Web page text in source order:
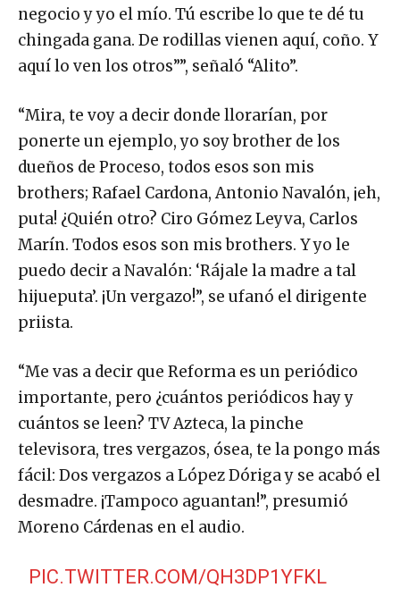
negocio y yo el mío. Tú escribe lo que te dé tu
chingada gana. De rodillas vienen aquí, coño. Y
aquí lo ven los otros””, señaló “Alito”.
“Mira, te voy a decir donde llorarían, por
ponerte un ejemplo, yo soy brother de los
dueños de Proceso, todos esos son mis
brothers; Rafael Cardona, Antonio Navalón, ¡eh,
puta! ¿Quién otro? Ciro Gómez Leyva, Carlos
Marín. Todos esos son mis brothers. Y yo le
puedo decir a Navalón: ‘Rájale la madre a tal
hijueputa’. ¡Un vergazo!”, se ufanó el dirigente
priista.
“Me vas a decir que Reforma es un periódico
importante, pero ¿cuántos periódicos hay y
cuántos se leen? TV Azteca, la pinche
televisora, tres vergazos, ósea, te la pongo más
fácil: Dos vergazos a López Dóriga y se acabó el
desmadre. ¡Tampoco aguantan!”, presumió
Moreno Cárdenas en el audio.
PIC.TWITTER.COM/QH3DP1YFKL